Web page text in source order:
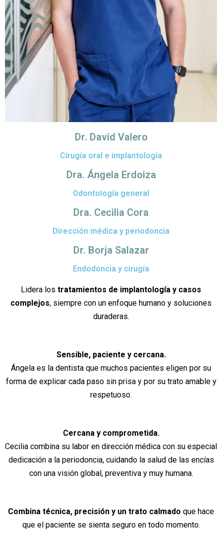
Dr. David Valero
Cirugía oral e implantología
Dra. Ángela Erdoiza
Odontología general
Dra. Cecilia Cora
Dirección médica y periodoncia
Dr. Borja Salazar
Endodoncia y cirugía
Lidera los tratamientos de implantología y casos
complejos, siempre con un enfoque humano y soluciones
duraderas.
Sensible, paciente y cercana.
Ángela es la dentista que muchos pacientes eligen por su
forma de explicar cada paso sin prisa y por su trato amable y
respetuoso.
Cercana y comprometida.
Cecilia combina su labor en dirección médica con su especial
dedicación a la periodoncia, cuidando la salud de las encías
con una visión global, preventiva y muy humana.
Combina técnica, precisión y un trato calmado que hace
que el paciente se sienta seguro en todo momento.